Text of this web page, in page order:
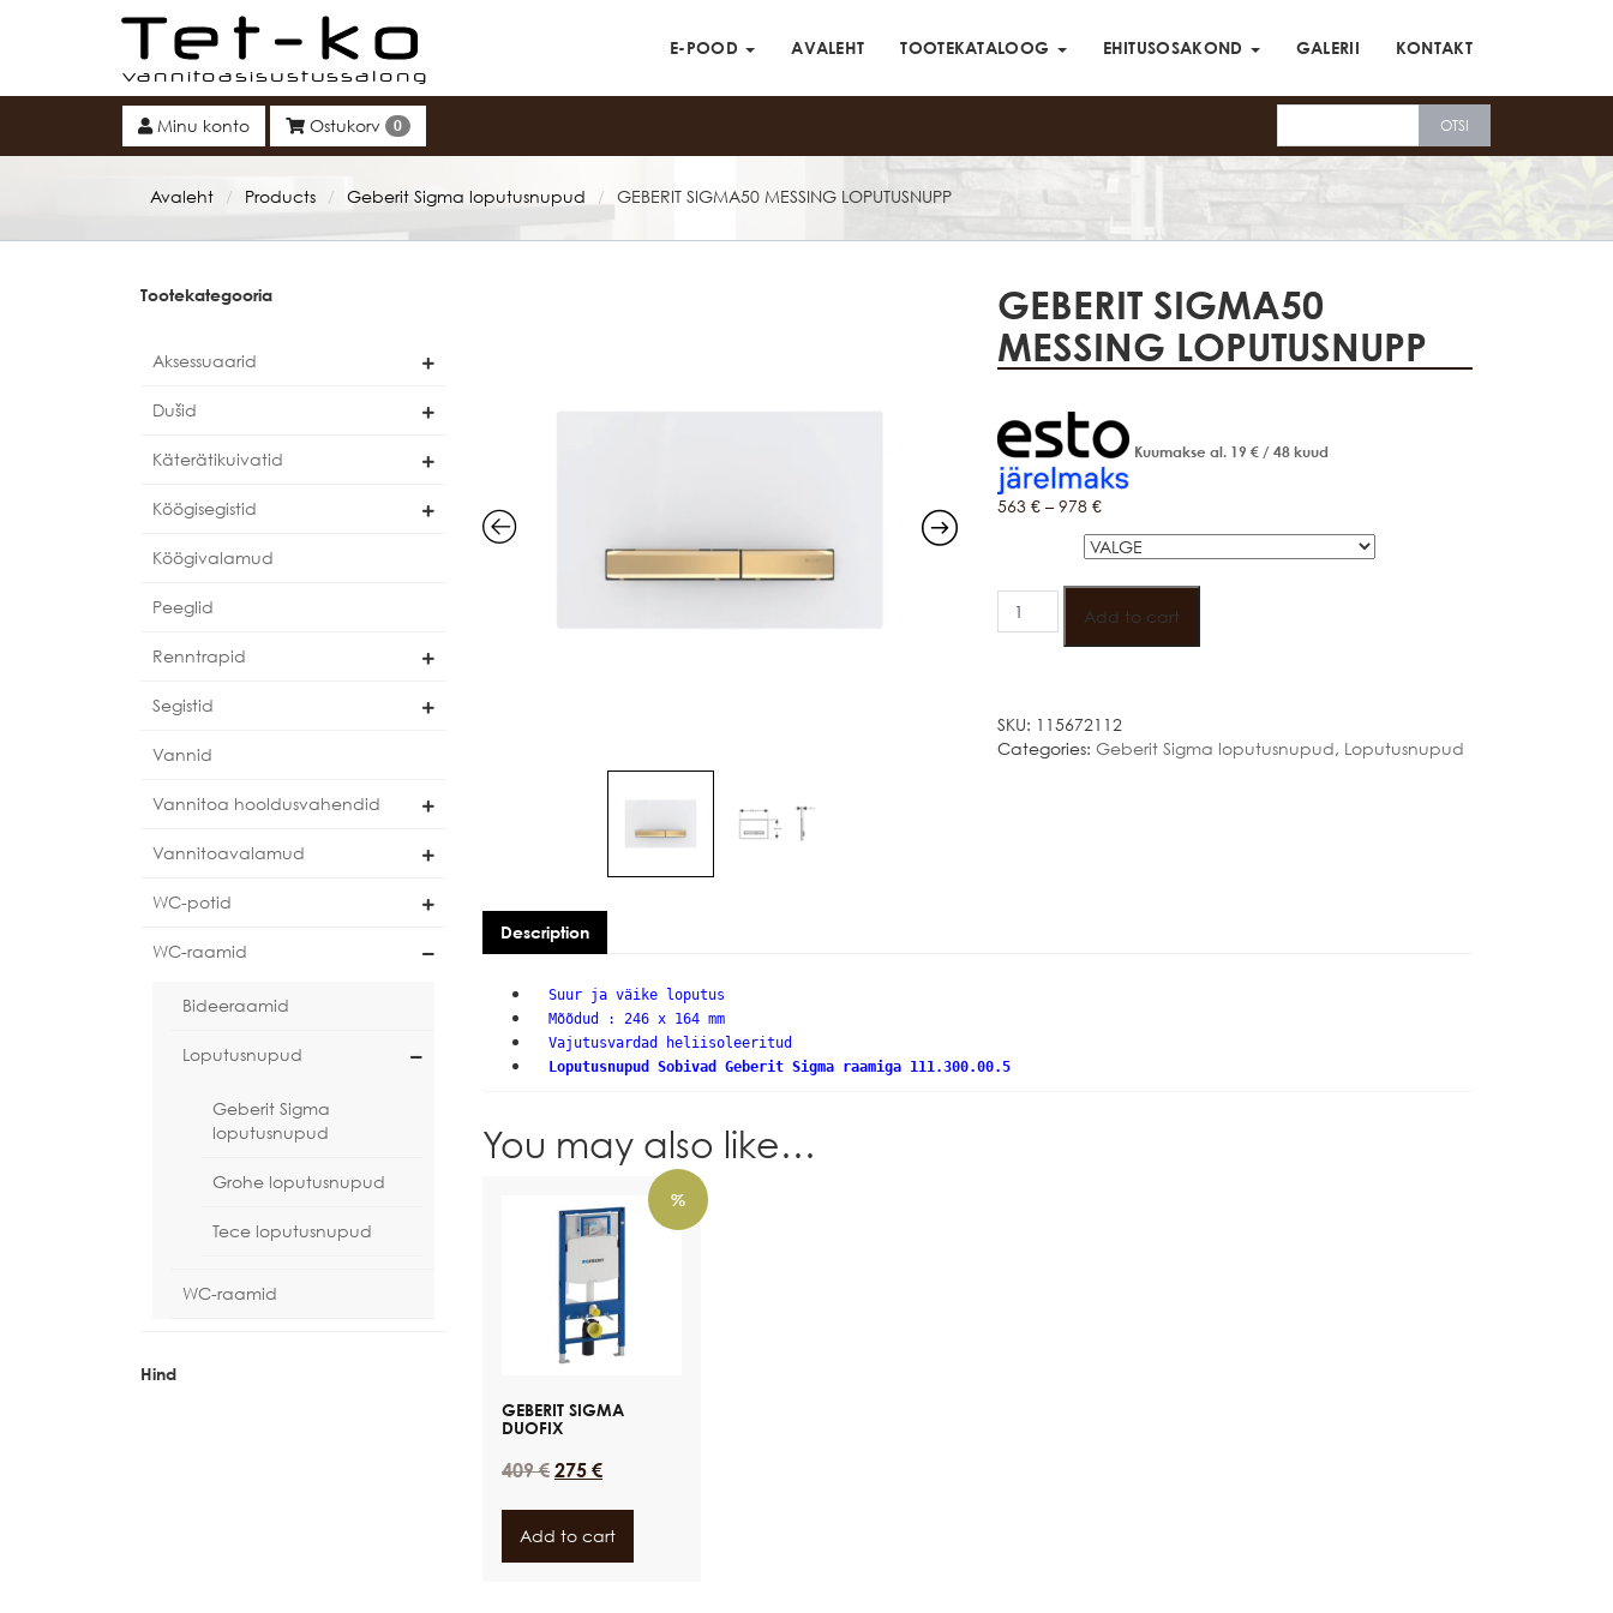
Tet-ko E-POOD AVALEHT TOOTEKATALOOG EHITUSOSAKOND GALERII KONTAKT
Minu konto Ostukorv 0
Avaleht / Products / Geberit Sigma loputusnupud / GEBERIT SIGMA50 MESSING LOPUTUSNUPP
Tootekategooria
Aksessuaarid
Dušid
Käterätikuivatid
Köögisegistid
Köögivalamud
Peeglid
Renntrapid
Segistid
Vannid
Vannitoa hooldusvahendid
Vannitoavalamud
WC-potid
WC-raamid
Bideeraamid
Loputusnupud
Geberit Sigma
loputusnupud
Grohe loputusnupud
Tece loputusnupud
WC-raamid
Hind
GEBERIT SIGMA50
MESSING LOPUTUSNUPP
Kuumakse al. 19 € / 48 kuud
563 € – 978 €
GEBERIT
SIGMA50
MESSING
Add to cart
SKU: 115672112
Categories: Geberit Sigma loputusnupud, Loputusnupud
Description
Suur ja väike loputus
Mõõdud : 246 x 164 mm
Vajutusvardad heliisoleeritud
Loputusnupud Sobivad Geberit Sigma raamiga 111.300.00.5
You may also like…
%
GEBERIT SIGMA
DUOFIX
409€ 275 €
Add to cart